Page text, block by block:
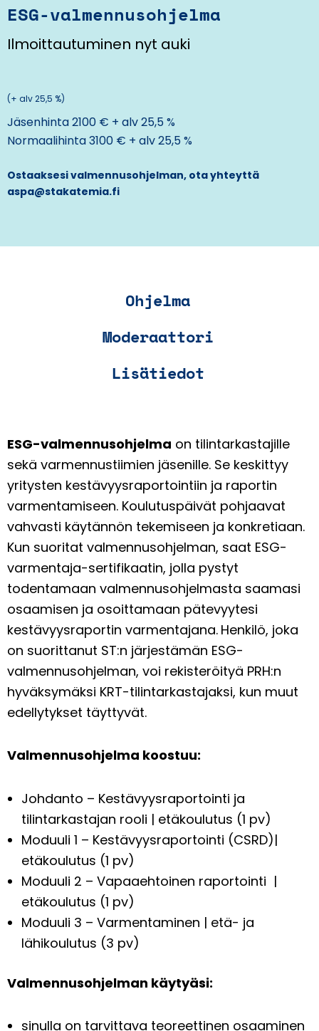
ESG-valmennusohjelma
Ilmoittautuminen nyt auki
(+ alv 25,5 %)
Jäsenhinta 2100 € + alv 25,5 %
Normaalihinta 3100 € + alv 25,5 %
Ostaaksesi valmennusohjelman, ota yhteyttä
aspa@stakatemia.fi
Ohjelma
Moderaattori
Lisätiedot
ESG-valmennusohjelma on tilintarkastajille
sekä varmennustiimien jäsenille. Se keskittyy
yritysten kestävyysraportointiin ja raportin
varmentamiseen. Koulutuspäivät pohjaavat
vahvasti käytännön tekemiseen ja konkretiaan.
Kun suoritat valmennusohjelman, saat ESG-
varmentaja-sertifikaatin, jolla pystyt
todentamaan valmennusohjelmasta saamasi
osaamisen ja osoittamaan pätevyytesi
kestävyysraportin varmentajana. Henkilö, joka
on suorittanut ST:n järjestämän ESG-
valmennusohjelman, voi rekisteröityä PRH:n
hyväksymäksi KRT-tilintarkastajaksi, kun muut
edellytykset täyttyvät.
Valmennusohjelma koostuu:
Johdanto – Kestävyysraportointi ja
tilintarkastajan rooli | etäkoulutus (1 pv)
Moduuli 1 – Kestävyysraportointi (CSRD)|
etäkoulutus (1 pv)
Moduuli 2 – Vapaaehtoinen raportointi |
etäkoulutus (1 pv)
Moduuli 3 – Varmentaminen | etä- ja
lähikoulutus (3 pv)
Valmennusohjelman käytyäsi:
sinulla on tarvittava teoreettinen osaaminen